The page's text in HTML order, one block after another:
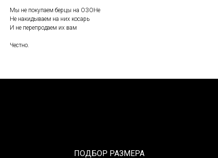
Мы не покупаем берцы на ОЗОНе
Не накидываем на них косарь
И не перепродаем их вам
Честно.
ПОДБОР РАЗМЕРА